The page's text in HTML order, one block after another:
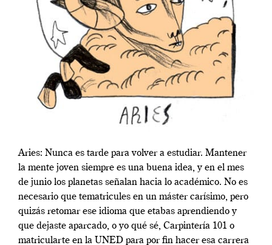
Aries: Nunca es tarde para volver a estudiar. Mantener
la mente joven siempre es una buena idea, y en el mes
de junio los planetas señalan hacia lo académico. No es
necesario que tematricules en un máster carísimo, pero
quizás retomar ese idioma que etabas aprendiendo y
que dejaste aparcado, o yo qué sé, Carpintería 101 o
matricularte en la UNED para por fin hacer esa carrera